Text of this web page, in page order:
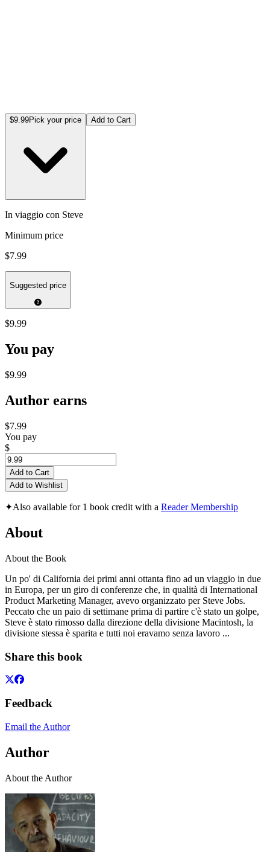
$9.99Pick your price Add to Cart
In viaggio con Steve
Minimum price
$7.99
Suggested price
$9.99
You pay
$9.99
Author earns
$7.99
You pay
$
Add to Cart
Add to Wishlist
✦Also available for 1 book credit with a Reader Membership
About
About the Book
Un po' di California dei primi anni ottanta fino ad un viaggio in due
in Europa, per un giro di conferenze che, in qualità di International
Product Marketing Manager, avevo organizzato per Steve Jobs.
Peccato che un paio di settimane prima di partire c'è stato un golpe,
Steve è stato rimosso dalla direzione della divisione Macintosh, la
divisione stessa è sparita e tutti noi eravamo senza lavoro ...
Share this book
Feedback
Email the Author
Author
About the Author